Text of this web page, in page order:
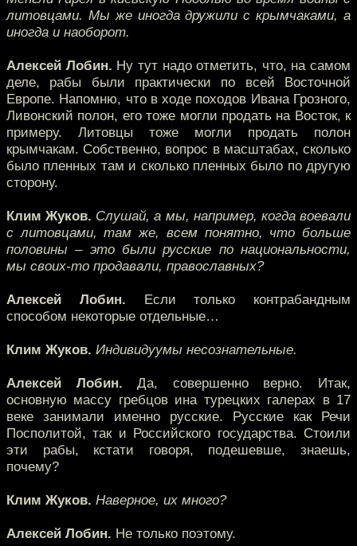
литовцами. Мы же иногда дружили с крымчаками, а
иногда и наоборот.
Алексей Лобин. Ну тут надо отметить, что, на самом
деле, рабы были практически по всей Восточной
Европе. Напомню, что в ходе походов Ивана Грозного,
Ливонский полон, его тоже могли продать на Восток, к
примеру. Литовцы тоже могли продать полон
крымчакам. Собственно, вопрос в масштабах, сколько
было пленных там и сколько пленных было по другую
сторону.
Клим Жуков. Слушай, а мы, например, когда воевали
с литовцами, там же, всем понятно, что больше
половины – это были русские по национальности,
мы своих-то продавали, православных?
Алексей Лобин. Если только контрабандным
способом некоторые отдельные…
Клим Жуков. Индивидуумы несознательные.
Алексей Лобин. Да, совершенно верно. Итак,
основную массу гребцов ина турецких галерах в 17
веке занимали именно русские. Русские как Речи
Посполитой, так и Российского государства. Стоили
эти рабы, кстати говоря, подешевше, знаешь,
почему?
Клим Жуков. Наверное, их много?
Алексей Лобин. Не только поэтому.